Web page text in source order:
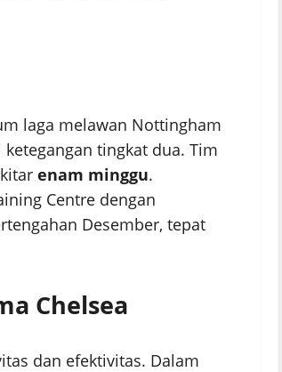
laga melawan Nottingham
tingkat dua. Tim
enam minggu.
Centre dengan
Desember, tepat
Chelsea
dan efektivitas. Dalam